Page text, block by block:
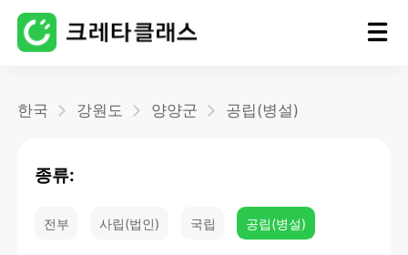
한국 강원도 양양군 공립(병설)
종류:
전부 사립(법인) 국립 공립(병설)